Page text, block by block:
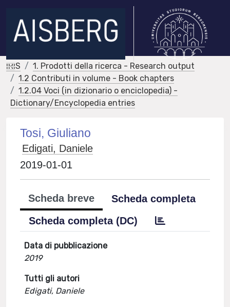
IRIS
1. Prodotti della ricerca - Research output
1.2 Contributi in volume - Book chapters
1.2.04 Voci (in dizionario o enciclopedia) -
Dictionary/Encyclopedia entries
Tosi, Giuliano
Edigati, Daniele
2019-01-01
Scheda breve
Scheda completa
Scheda completa (DC)
Data di pubblicazione
2019
Tutti gli autori
Edigati, Daniele